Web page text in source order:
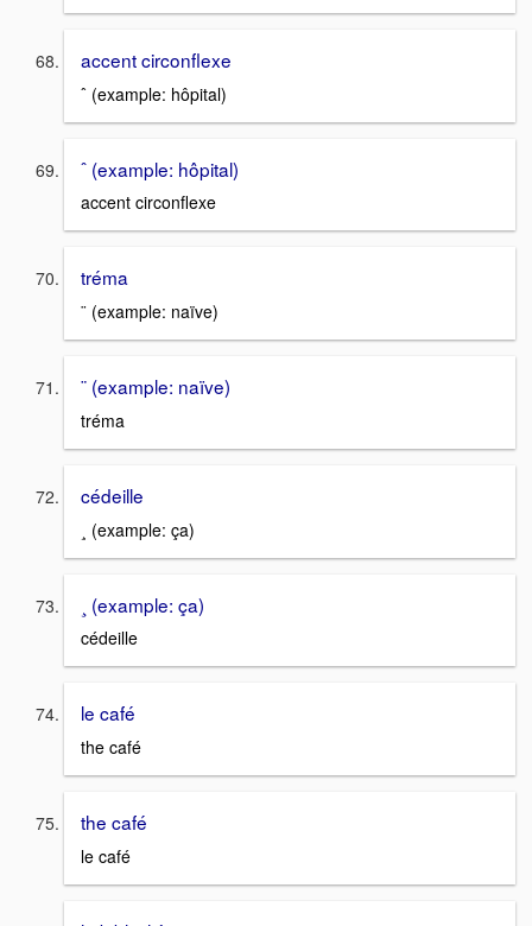
accent circonflexe
ˆ (example: hôpital)
ˆ (example: hôpital)
accent circonflexe
tréma
¨ (example: naïve)
¨ (example: naïve)
tréma
cédeille
¸ (example: ça)
¸ (example: ça)
cédeille
le café
the café
the café
le café